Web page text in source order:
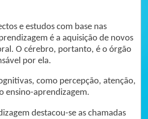
e estudos com base nas
é a aquisição de novos
O cérebro, portanto, é o órgão
por ela.
como percepção, atenção,
ensino-aprendizagem.
destacou-se as chamadas